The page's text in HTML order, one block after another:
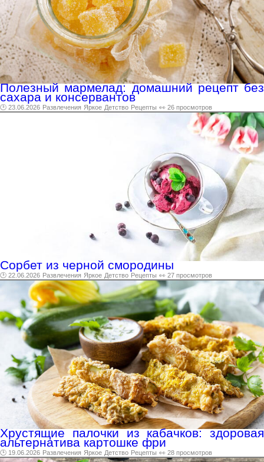
Полезный мармелад: домашний рецепт без
сахара и консервантов
🕑 23.06.2026 Развлечения Яркое Детство Рецепты 👀 26 просмотров
Сорбет из черной смородины
🕑 22.06.2026 Развлечения Яркое Детство Рецепты 👀 27 просмотров
Хрустящие палочки из кабачков: здоровая
альтернатива картошке фри
🕑 19.06.2026 Развлечения Яркое Детство Рецепты 👀 28 просмотров